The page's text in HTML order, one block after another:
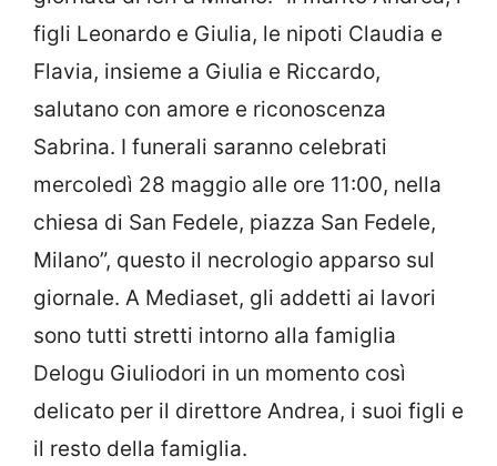
figli Leonardo e Giulia, le nipoti Claudia e
Flavia, insieme a Giulia e Riccardo,
salutano con amore e riconoscenza
Sabrina. I funerali saranno celebrati
mercoledì 28 maggio alle ore 11:00, nella
chiesa di San Fedele, piazza San Fedele,
Milano”, questo il necrologio apparso sul
giornale. A Mediaset, gli addetti ai lavori
sono tutti stretti intorno alla famiglia
Delogu Giuliodori in un momento così
delicato per il direttore Andrea, i suoi figli e
il resto della famiglia.